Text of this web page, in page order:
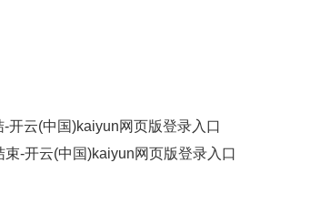
开云(中国)kaiyun网页版登录入口
-开云(中国)kaiyun网页版登录入口